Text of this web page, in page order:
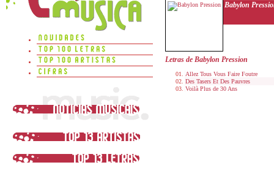
Babylon
Letras de Babylon Pression
Allez Tous Vous Faire Foutre
Des Tasers Et Des Pauvres
Voilà Plus de 30 Ans